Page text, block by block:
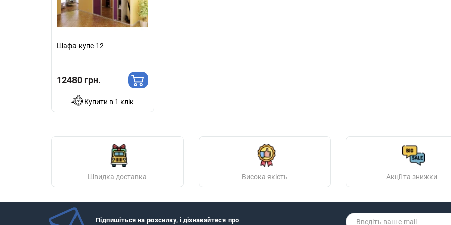
Шафа-купе-12
12480 грн.
Купити в 1 клік
Швидка доставка Висока якість Акції та знижки
Підпишіться на розсилку, і дізнавайтеся про